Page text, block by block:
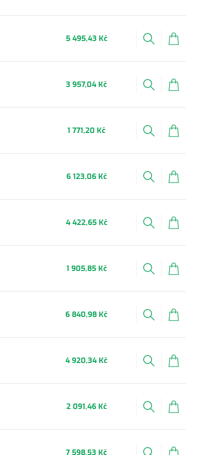
5 495,43 Kč
3 957,04 Kč
1 771,20 Kč
6 123,06 Kč
4 422,65 Kč
1 905,85 Kč
6 840,98 Kč
4 920,34 Kč
2 091,46 Kč
7 598,53 Kč